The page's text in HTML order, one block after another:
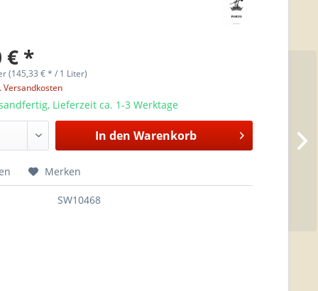
€ *
(145,33 € * / 1 Liter)
Versandkosten
Lieferzeit ca. 1-3 Werktage
In den Warenkorb
Merken
SW10468